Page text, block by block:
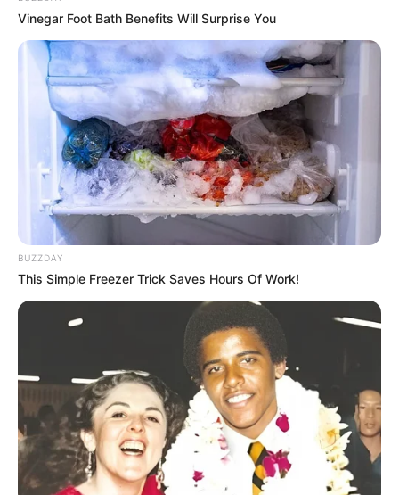
Vinegar Foot Bath Benefits Will Surprise You
BUZZDAY
This Simple Freezer Trick Saves Hours Of Work!